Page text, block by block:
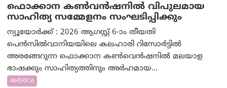
ഫൊക്കാന കണ്‍‌വന്‍ഷനില്‍ വിപുലമായ
സാഹിത്യ സമ്മേളനം സംഘടിപ്പിക്കും
ന്യൂയോർക്ക് : 2026 ആഗസ്റ്റ് 6-ാം തീയതി
പെൻസിൽവാനിയയിലെ കലഹാരി റിസോർട്ടിൽ
അരങ്ങേറുന്ന ഫൊക്കാന കൺവെൻഷനിൽ മലയാള
ഭാഷക്കും സാഹിത്യത്തിനും അർഹമായ...
AMERICA